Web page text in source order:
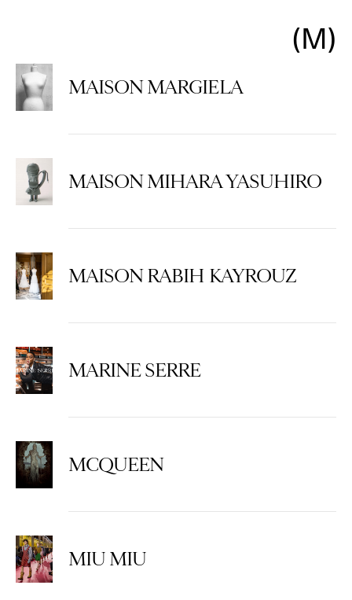
M
MAISON MARGIELA
MAISON MIHARA YASUHIRO
MAISON RABIH KAYROUZ
MARINE SERRE
MCQUEEN
MIU MIU